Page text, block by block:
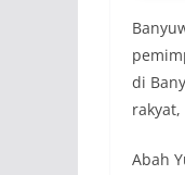
di
Abah